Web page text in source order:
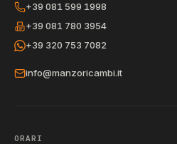
+39 081 599 1998
+39 081 780 3954
+39 320 753 7082
info@manzoricambi.it
ORARI